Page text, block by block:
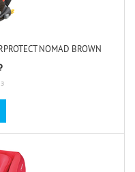
NOMAD BROWN